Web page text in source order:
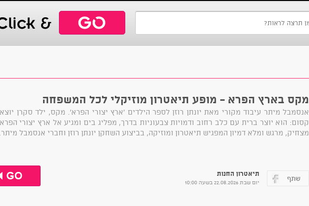
מקס בארץ הפרא - מופע תיאטרון מוזיקלי לכל המשפחה
אנסמבל מיתר עיבוד מקורי מאת יונתן רוזן לספר הילדים 'ארץ יצורי הפרא'. מקס, ילד סקרן
קסום: הוא יוצר ברית עם כלב רחוב ודמויות צבעוניות בדרך, מפליג בים ומגיע אל ארץ יצורי
מצחיק, מרגש ומלא דמיון המפגיש תיאטרון ומוזיקה, בביצוע השחקן יונתן רוזן וחברי אנסמבל מיתר.
תיאטרון החנות
יום שבת 22.08.2026 בשעה 10:00